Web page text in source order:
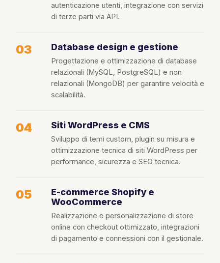
autenticazione utenti, integrazione con servizi
di terze parti via API.
03 Database design e gestione
Progettazione e ottimizzazione di database
relazionali (MySQL, PostgreSQL) e non
relazionali (MongoDB) per garantire velocità e
scalabilità.
04 Siti WordPress e CMS
Sviluppo di temi custom, plugin su misura e
ottimizzazione tecnica di siti WordPress per
performance, sicurezza e SEO tecnica.
05
E-commerce Shopify e
WooCommerce
Realizzazione e personalizzazione di store
online con checkout ottimizzato, integrazioni
di pagamento e connessioni con il gestionale.